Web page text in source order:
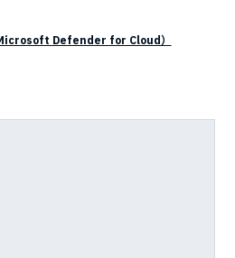
Defender for Cloud）